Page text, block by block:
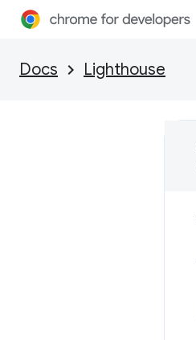
Docs Lighthouse